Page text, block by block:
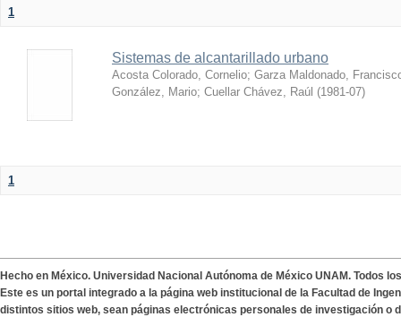
1
Sistemas de alcantarillado urbano
Acosta Colorado, Cornelio; Garza Maldonado,
González, Mario; Cuellar Chávez, Raúl (1981-07)
1
Hecho en México. Universidad Nacional Autónoma de México UNAM. Todos
Este es un portal integrado a la página web institucional de la Facultad de
distintos sitios web, sean páginas electrónicas personales de investigación o